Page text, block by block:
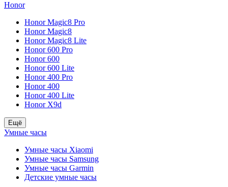
Honor
Honor Magic8 Pro
Honor Magic8
Honor Magic8 Lite
Honor 600 Pro
Honor 600
Honor 600 Lite
Honor 400 Pro
Honor 400
Honor 400 Lite
Honor X9d
Ещё
Умные часы
Умные часы Xiaomi
Умные часы Samsung
Умные часы Garmin
Детские умные часы